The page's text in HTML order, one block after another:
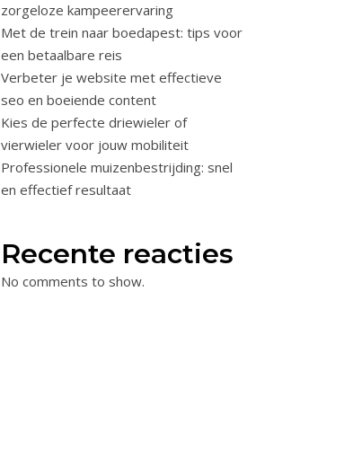
zorgeloze kampeerervaring
Met de trein naar boedapest: tips voor
een betaalbare reis
Verbeter je website met effectieve
seo en boeiende content
Kies de perfecte driewieler of
vierwieler voor jouw mobiliteit
Professionele muizenbestrijding: snel
en effectief resultaat
Recente reacties
No comments to show.